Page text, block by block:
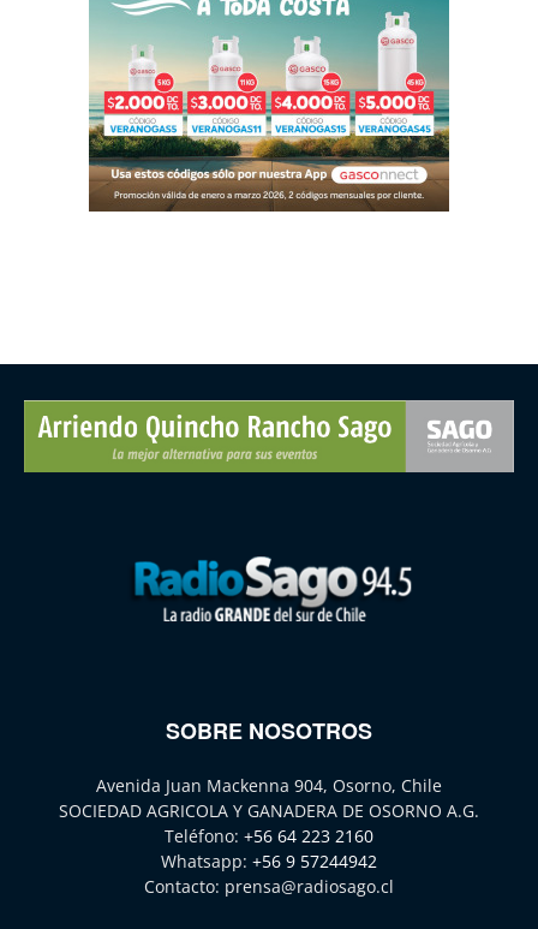
SOBRE NOSOTROS
Avenida Juan Mackenna 904, Osorno, Chile
SOCIEDAD AGRICOLA Y GANADERA DE OSORNO A.G.
Teléfono: +56 64 223 2160
Whatsapp: +56 9 57244942
Contacto: prensa@radiosago.cl